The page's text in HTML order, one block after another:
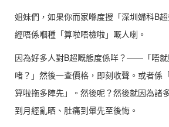
姐妹們，如果你而家喺度搜「深圳婦科B
經唔係嗰種「算啦唔檢啦」嘅人喇。
因為好多人對B超嘅態度係咩？——「唔
啫？」然後一查價格，即刻收聲。或者係
算啦拖多陣先」。然後呢？然後就因為諸
到月經亂晒、肚痛到暈先至後悔。